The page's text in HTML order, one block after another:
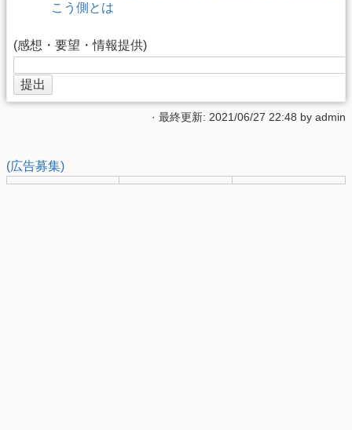
こう側とは
(感想・要望・情報提供)
· 最終更新: 2021/06/27 22:48 by admin
(広告募集)